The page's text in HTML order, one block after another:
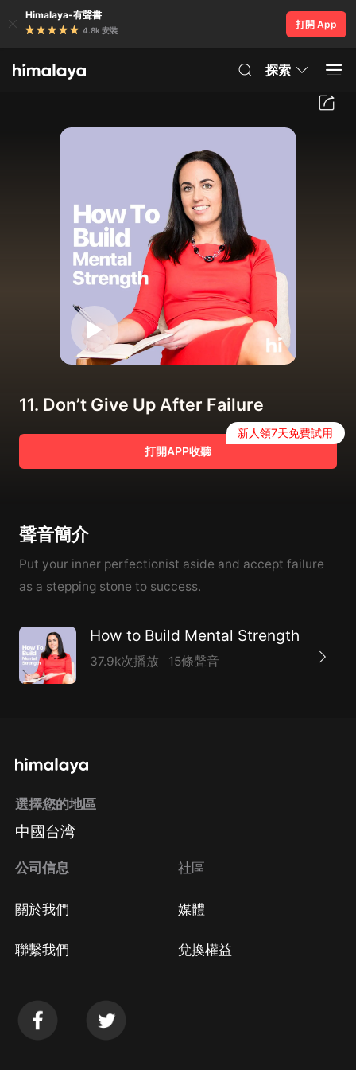
Himalaya-有聲書
4.8k 安裝
打開 App
探索
11. Don’t Give Up After Failure
打開APP收聽
新人領7天免費試用
聲音簡介
Put your inner perfectionist aside and accept failure
as a stepping stone to success.
How to Build Mental Strength
37.9k次播放 15條聲音
選擇您的地區
中國台湾
公司信息
關於我們
聯繫我們
社區
媒體
兌換權益